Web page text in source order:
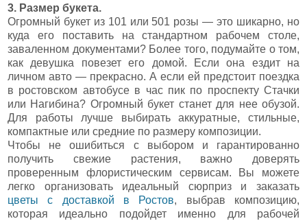
3. Размер букета.
Огромный букет из 101 или 501 розы — это шикарно, но
куда его поставить на стандартном рабочем столе,
заваленном документами? Более того, подумайте о том,
как девушка повезет его домой. Если она ездит на
личном авто — прекрасно. А если ей предстоит поездка
в ростовском автобусе в час пик по проспекту Стачки
или Нагибина? Огромный букет станет для нее обузой.
Для работы лучше выбирать аккуратные, стильные,
компактные или средние по размеру композиции.
Чтобы не ошибиться с выбором и гарантированно
получить свежие растения, важно доверять
проверенным флористическим сервисам. Вы можете
легко организовать идеальный сюрприз и заказать
цветы с доставкой в Ростов, выбрав композицию,
которая идеально подойдет именно для рабочей